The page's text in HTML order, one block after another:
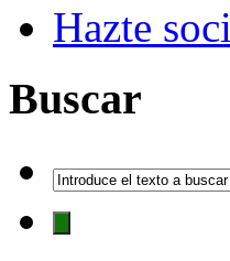
Hazte
Buscar